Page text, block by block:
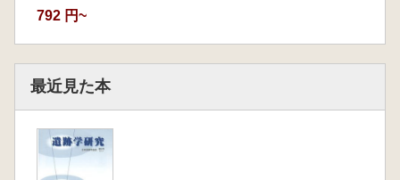
792 円~
最近見た本